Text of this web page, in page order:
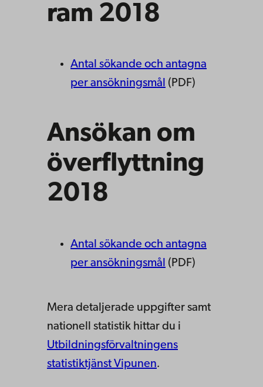
ram 2018
Antal sökande och antagna
per ansökningsmål (PDF)
Ansökan om
överflyttning
2018
Antal sökande och antagna
per ansökningsmål (PDF)
Mera detaljerade uppgifter samt
nationell statistik hittar du i
Utbildningsförvaltningens
statistiktjänst Vipunen.